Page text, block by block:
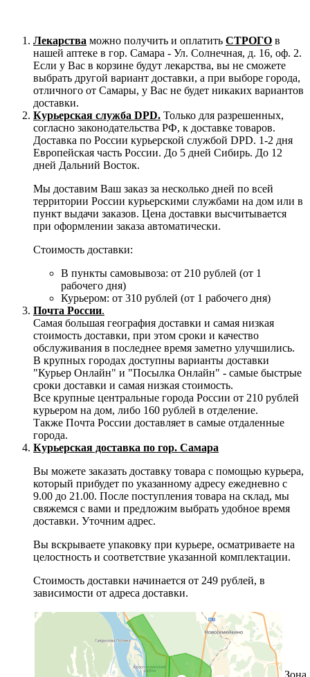
Лекарства можно получить и оплатить СТРОГО в
нашей аптеке в гор. Самара - Ул. Солнечная, д. 16, оф. 2.
Если у Вас в корзине будут лекарства, вы не сможете
выбрать другой вариант доставки, а при выборе города,
отличного от Самары, у Вас не будет никаких вариантов
доставки.
Курьерская служба DPD. Только для разрешенных,
согласно законодательства РФ, к доставке товаров.
Доставка по России курьерской службой DPD. 1-2 дня
Европейская часть России. До 5 дней Сибирь. До 12
дней Дальний Восток.
Мы доставим Ваш заказ за несколько дней по всей
территории России курьерскими службами на дом или в
пункт выдачи заказов. Цена доставки высчитывается
при оформлении заказа автоматически.
Стоимость доставки:
В пункты самовывоза: от 210 рублей (от 1
рабочего дня)
Курьером: от 310 рублей (от 1 рабочего дня)
Почта России.
Самая большая география доставки и самая низкая
стоимость доставки, при этом сроки и качество
обслуживания в последнее время заметно улучшились.
В крупных городах доступны варианты доставки
"Курьер Онлайн" и "Посылка Онлайн" - самые быстрые
сроки доставки и самая низкая стоимость.
Все крупные центральные города России от 210 рублей
курьером на дом, либо 160 рублей в отделение.
Также Почта России доставляет в самые отдаленные
города.
Курьерская доставка по гор. Самара
Вы можете заказать доставку товара с помощью курьера,
который прибудет по указанному адресу ежедневно с
9.00 до 21.00. После поступления товара на склад, мы
свяжемся с вами и предложим выбрать удобное время
доставки. Уточним адрес.
Вы вскрываете упаковку при курьере, осматриваете на
целостность и соответствие указанной комплектации.
Стоимость доставки начинается от 249 рублей, в
зависимости от адреса доставки.
Зона